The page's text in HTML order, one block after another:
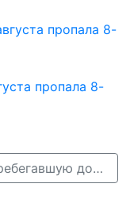
пропала 8-
Перебегавшую дорогу 8-летнюю девочку сбили в Нижнем Новгороде →